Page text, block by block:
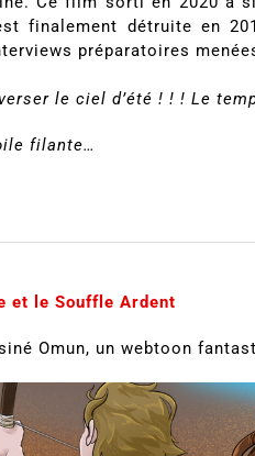
finalement détruite en
préparatoires
le ciel d’été ! ! ! Le
filante…
et le Souffle Ardent
Omun, un webtoon